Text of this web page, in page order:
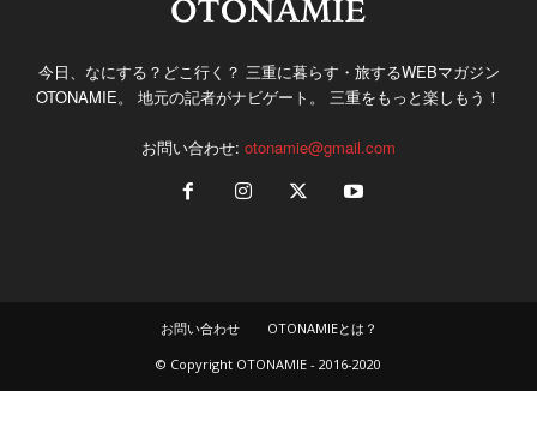
今日、なにする？どこ行く？ 三重に暮らす・旅するWEBマガジン
OTONAMIE。 地元の記者がナビゲート。 三重をもっと楽しもう！
お問い合わせ: otonamie@gmail.com
お問い合わせ
OTONAMIEとは？
© Copyright OTONAMIE - 2016-2020